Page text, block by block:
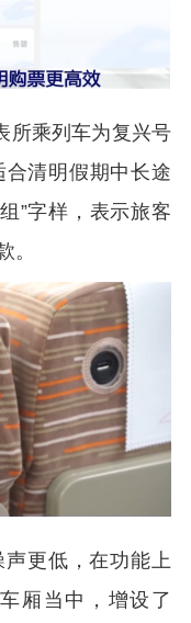
所乘列车为复兴号
清明假期中长途
”字样，表示旅客
。
更低，在功能上
厢当中，增设了